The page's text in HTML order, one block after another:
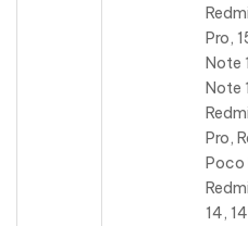
Pro,
Note
Note
Pro,
Poco
14,